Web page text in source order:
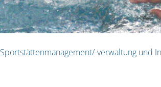
Sportstättenmanagement/-verwaltung und